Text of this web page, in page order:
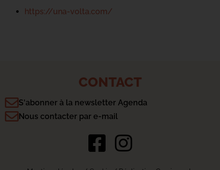
https://una-volta.com/
CONTACT
S'abonner à la newsletter Agenda
Nous contacter par e-mail